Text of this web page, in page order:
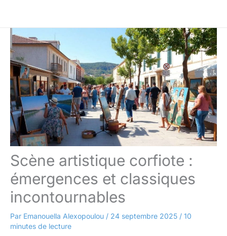
Scène artistique corfiote :
émergences et classiques
incontournables
Par Emanouella Alexopoulou / 24 septembre 2025 / 10
minutes de lecture